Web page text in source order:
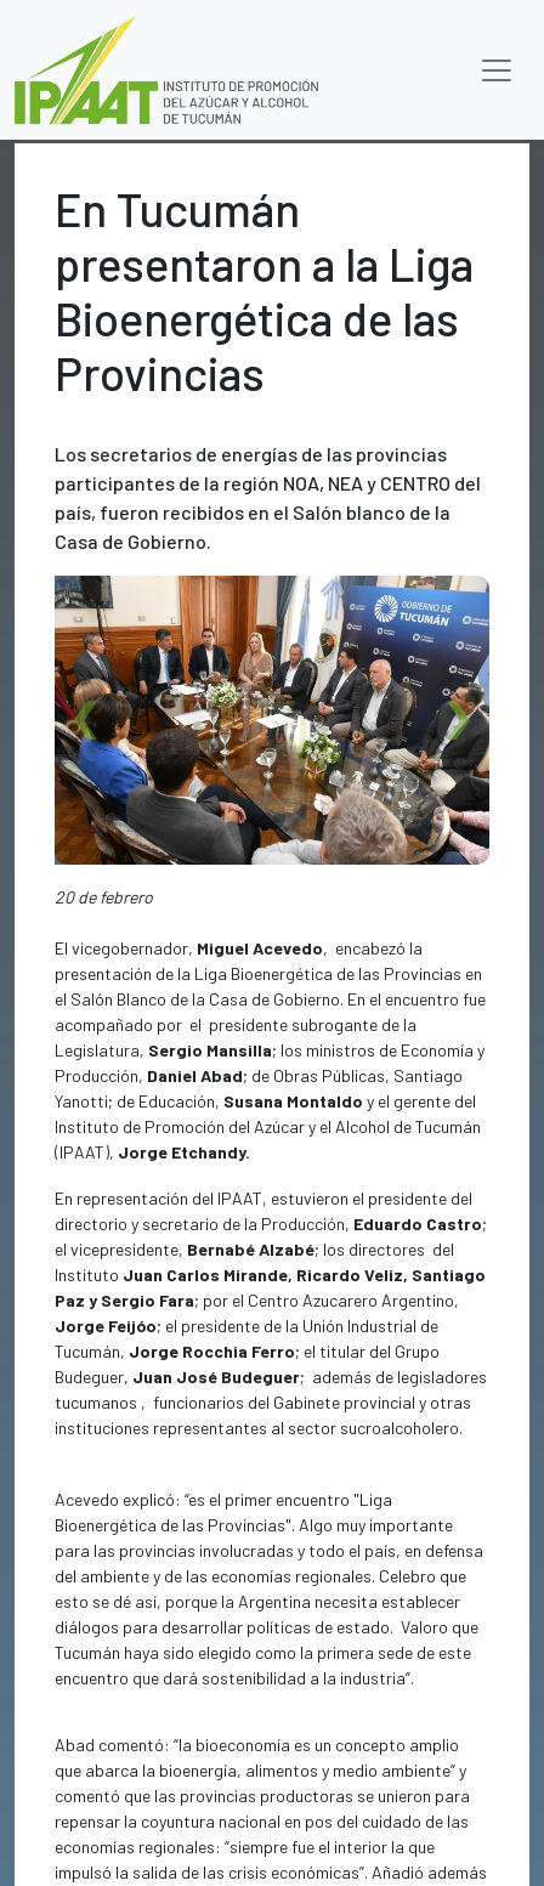
En Tucumán
presentaron a la Liga
Bioenergética de las
Provincias
Los secretarios de energías de las provincias
participantes de la región NOA, NEA y CENTRO del
país, fueron recibidos en el Salón blanco de la
Casa de Gobierno.
Previous Next
20 de febrero
El vicegobernador, Miguel Acevedo, encabezó la
presentación de la Liga Bioenergética de las Provincias en
el Salón Blanco de la Casa de Gobierno. En el encuentro fue
acompañado por el presidente subrogante de la
Legislatura, Sergio Mansilla; los ministros de Economía y
Producción, Daniel Abad; de Obras Públicas, Santiago
Yanotti; de Educación, Susana Montaldo y el gerente del
Instituto de Promoción del Azúcar y el Alcohol de Tucumán
(IPAAT), Jorge Etchandy.
En representación del IPAAT, estuvieron el presidente del
directorio y secretario de la Producción, Eduardo Castro;
el vicepresidente, Bernabé Alzabé; los directores del
Instituto Juan Carlos Mirande, Ricardo Veliz, Santiago
Paz y Sergio Fara; por el Centro Azucarero Argentino,
Jorge Feijóo; el presidente de la Unión Industrial de
Tucumán, Jorge Rocchia Ferro; el titular del Grupo
Budeguer, Juan José Budeguer; además de legisladores
tucumanos , funcionarios del Gabinete provincial y otras
instituciones representantes al sector sucroalcoholero.
Acevedo explicó: “es el primer encuentro "Liga
Bioenergética de las Provincias". Algo muy importante
para las provincias involucradas y todo el país, en defensa
del ambiente y de las economías regionales. Celebro que
esto se dé así, porque la Argentina necesita establecer
diálogos para desarrollar políticas de estado. Valoro que
Tucumán haya sido elegido como la primera sede de este
encuentro que dará sostenibilidad a la industria”.
Abad comentó: “la bioeconomía es un concepto amplio
que abarca la bioenergía, alimentos y medio ambiente” y
comentó que las provincias productoras se unieron para
repensar la coyuntura nacional en pos del cuidado de las
economías regionales: “siempre fue el interior la que
impulsó la salida de las crisis económicas”. Añadió además